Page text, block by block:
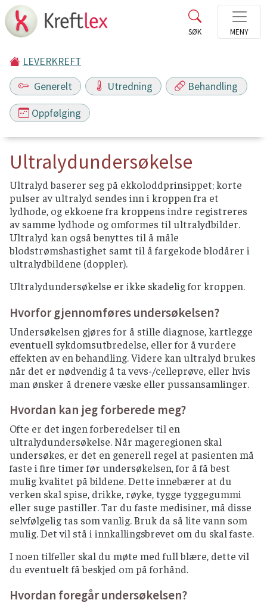
LEVERKREFT
Generelt
Utredning Behandling
Oppfølging
Ultralydundersøkelse
Ultralyd baserer seg på ekkoloddprinsippet; korte
pulser av ultralyd sendes inn i kroppen fra et
lydhode, og ekkoene fra kroppens indre registreres
av samme lydhode og omformes til ultralydbilder.
Ultralyd kan også benyttes til å måle
blodstrømshastighet samt til å fargekode blodårer i
ultralydbildene (doppler).
Ultralydundersøkelse er ikke skadelig for kroppen.
Hvorfor gjennomføres undersøkelsen?
Undersøkelsen gjøres for å stille diagnose, kartlegge
eventuell sykdomsutbredelse, eller for å vurdere
effekten av en behandling. Videre kan ultralyd brukes
når det er nødvendig å ta vevs-/celleprøve, eller hvis
man ønsker å drenere væske eller pussansamlinger.
Hvordan kan jeg forberede meg?
Ofte er det ingen forberedelser til en
ultralydundersøkelse. Når mageregionen skal
undersøkes, er det en generell regel at pasienten må
faste i fire timer før undersøkelsen, for å få best
mulig kvalitet på bildene. Dette innebærer at du
verken skal spise, drikke, røyke, tygge tyggegummi
eller suge pastiller. Tar du faste medisiner, må disse
selvfølgelig tas som vanlig. Bruk da så lite vann som
mulig. Det vil stå i innkallingsbrevet om du skal faste.
I noen tilfeller skal du møte med full blære, dette vil
du eventuelt få beskjed om på forhånd.
Hvordan foregår undersøkelsen?